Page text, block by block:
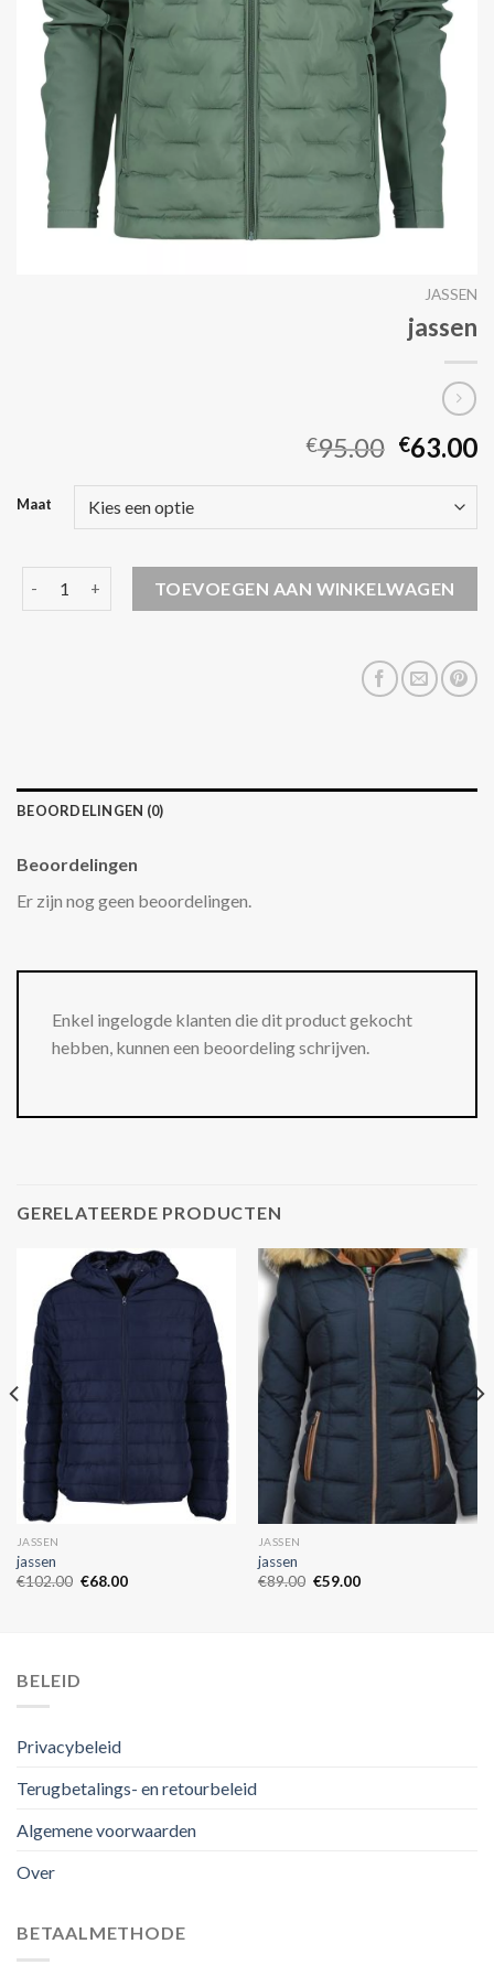
JASSEN
jassen
€95.00 €63.00
Maat
TOEVOEGEN AAN WINKELWAGEN
BEOORDELINGEN (0)
Beoordelingen
Er zijn nog geen beoordelingen.
Enkel ingelogde klanten die dit product gekocht
hebben, kunnen een beoordeling schrijven.
GERELATEERDE PRODUCTEN
JASSEN
jassen
€102.00 €68.00
JASSEN
jassen
€89.00 €59.00
BELEID
Privacybeleid
Terugbetalings- en retourbeleid
Algemene voorwaarden
Over
BETAALMETHODE